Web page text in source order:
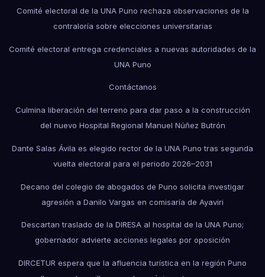
Comité electoral de la UNA Puno rechaza observaciones de la
contraloría sobre elecciones universitarias
Comité electoral entrega credenciales a nuevas autoridades de la
UNA Puno
Contáctanos
Culmina liberación del terreno para dar paso a la construcción
del nuevo Hospital Regional Manuel Núñez Butrón
Dante Salas Ávila es elegido rector de la UNA Puno tras segunda
vuelta electoral para el periodo 2026–2031
Decano del colegio de abogados de Puno solicita investigar
agresión a Danilo Vargas en comisaría de Ayaviri
Descartan traslado de la DIRESA al hospital de la UNA Puno;
gobernador advierte acciones legales por oposición
DIRCETUR espera que la afluencia turística en la región Puno